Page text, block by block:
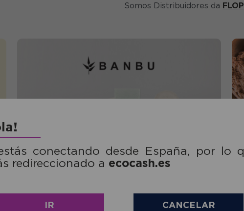
Somos Distribuidores da
Somos distribuidores deBAMBÚ
conectando desde España, por lo
redireccionado a ecocash.es
IR CANCELAR